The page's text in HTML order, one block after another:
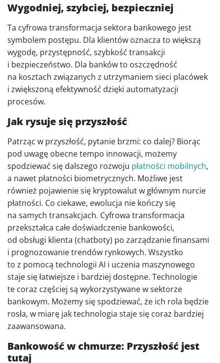
Wygodniej, szybciej, bezpieczniej
Ta cyfrowa transformacja sektora bankowego jest
symbolem postępu. Dla klientów oznacza to większą
wygodę, przystępność, szybkość transakcji
i bezpieczeństwo. Dla banków to oszczędność
na kosztach związanych z utrzymaniem sieci placówek
i zwiększoną efektywność dzięki automatyzacji
procesów.
Jak rysuje się przyszłość
Patrząc w przyszłość, pytanie brzmi: co dalej? Biorąc
pod uwagę obecne tempo innowacji, możemy
spodziewać się dalszego rozwoju płatności mobilnych,
a nawet płatności biometrycznych. Możliwe jest
również pojawienie się kryptowalut w głównym nurcie
płatności. Co ciekawe, ewolucja nie kończy się
na samych transakcjach. Cyfrowa transformacja
przekształca całe doświadczenie bankowości,
od obsługi klienta (chatboty) po zarządzanie finansami
i prognozowanie trendów rynkowych. Wszystko
to z pomocą technologii AI i uczenia maszynowego
staje się łatwiejsze i bardziej dostępne. Technologie
te coraz częściej są wykorzystywane w sektorze
bankowym. Możemy się spodziewać, że ich rola będzie
rosła, w miarę jak technologia staje się coraz bardziej
zaawansowana.
Bankowość w chmurze: Przyszłość jest
tutaj